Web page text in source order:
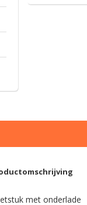
met onderlade